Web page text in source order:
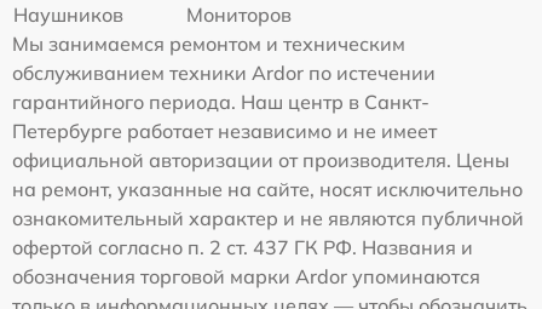
Наушников
Мониторов
Мы занимаемся ремонтом и техническим
обслуживанием техники Ardor по истечении
гарантийного периода. Наш центр в Санкт-
Петербурге работает независимо и не имеет
официальной авторизации от производителя. Цены
на ремонт, указанные на сайте, носят исключительно
ознакомительный характер и не являются публичной
офертой согласно п. 2 ст. 437 ГК РФ. Названия и
обозначения торговой марки Ardor упоминаются